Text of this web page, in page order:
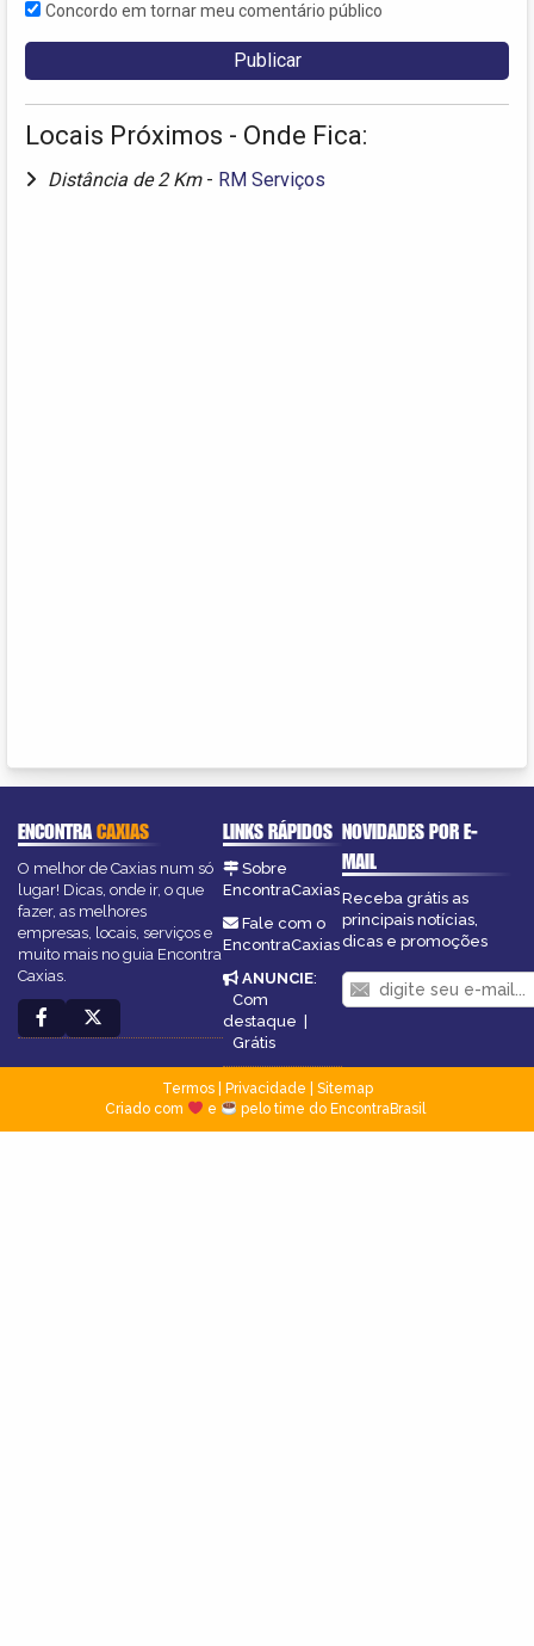
Concordo em tornar meu comentário público
Locais Próximos - Onde Fica:
Distância de 2 Km - RM Serviços
ENCONTRACAXIAS
O melhor de Caxias num só
lugar! Dicas, onde ir, o que
fazer, as melhores
empresas, locais, serviços e
muito mais no guia Encontra
Caxias.
LINKS RÁPIDOS
Sobre
EncontraCaxias
Fale com o
EncontraCaxias
ANUNCIE:
Com
destaque
Grátis
NOVIDADES POR E-
MAIL
Receba grátis as
principais notícias,
dicas e promoções
Termos| Privacidade
Sitemap
Criado com
e pelo time do EncontraBrasil